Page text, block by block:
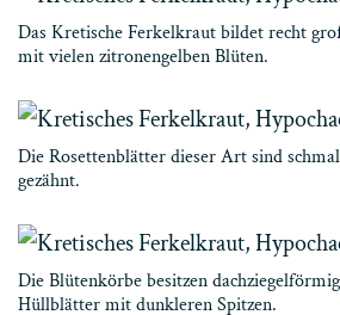
Das Kretische Ferkelkraut bildet recht
mit vielen zitronengelben Blüten.
Die Rosettenblätter dieser Art sind
gezähnt.
Die Blütenkörbe besitzen
Hüllblätter mit dunkleren Spitzen.